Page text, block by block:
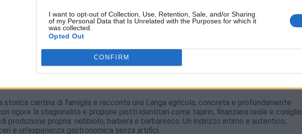
I want to opt-out of Collection, Use, Retention, Sale, and/or Sharing
of my Personal Data that Is Unrelated with the Purposes for which it
was collected.
Opted Out
CONFIRM
storica cantina di famiglia e racconta una Langa agricola, concreta e profondamente
rigore la stagionalità e propone piatti identitari come tajarin, finanziera reale e coniglio
produzione propria: nebbiolo, barbera e barbaresco. Un indirizzo intimo e autentico,
e un’esperienza gastronomica senza artifici.